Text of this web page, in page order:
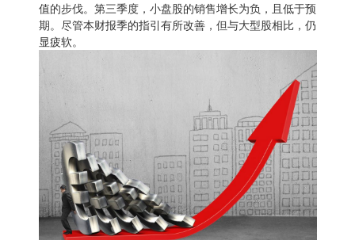
值的步伐。第三季度，小盘股的销售增长为负，且低于预
期。尽管本财报季的指引有所改善，但与大型股相比，仍
显疲软。